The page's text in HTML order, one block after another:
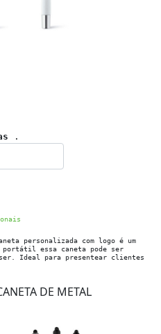
.
personalizada com logo é um
portátil essa caneta pode ser
Ideal para presentear clientes
DE METAL